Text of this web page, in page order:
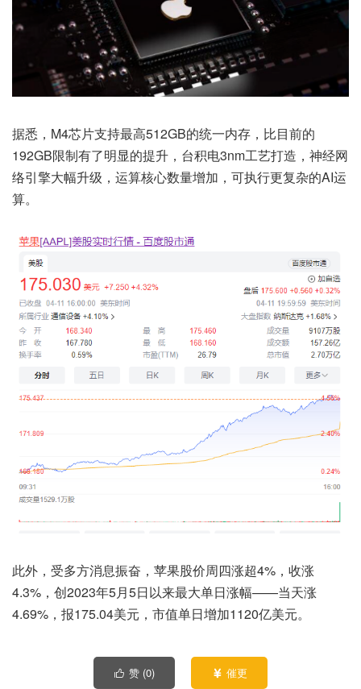
据悉，M4芯片支持最高512GB的统一内存，比目前的
192GB限制有了明显的提升，台积电3nm工艺打造，神经网
络引擎大幅升级，运算核心数量增加，可执行更复杂的AI运
算。
此外，受多方消息振奋，苹果股价周四涨超4%，收涨
4.3%，创2023年5月5日以来最大单日涨幅——当天涨
4.69%，报175.04美元，市值单日增加1120亿美元。
 赞 (0)  催更